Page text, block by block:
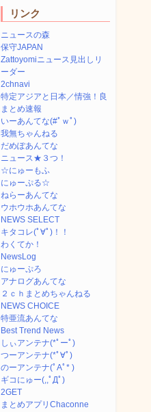
リンク
ニュースの森
保守JAPAN
Zattoyomiニュース見出しリ
ーダー
2chnavi
特定アジアと日本／情強！良
まとめ速報
いーあんてな(#ﾟｗﾟ)
我無ちゃんねる
だめぽあんてな
ニュース★３つ！
☆にゅーもふ
にゅーぷる☆
ねらーあんてな
ウホウホあんてな
NEWS SELECT
キタコレ(ﾟ∀ﾟ)！！
わくてか！
NewsLog
にゅーぷろ
アナログあんてな
２ｃｈまとめちゃんねる
NEWS CHOICE
特亜流あんてな
Best Trend News
しぃアンテナ(*ﾟーﾟ)
つーアンテナ(*ﾟ∀ﾟ)
のーアンテナ(ﾟAﾟ* )
ギコにゅー(,,ﾟДﾟ)
2GET
まとめアプリChaconne